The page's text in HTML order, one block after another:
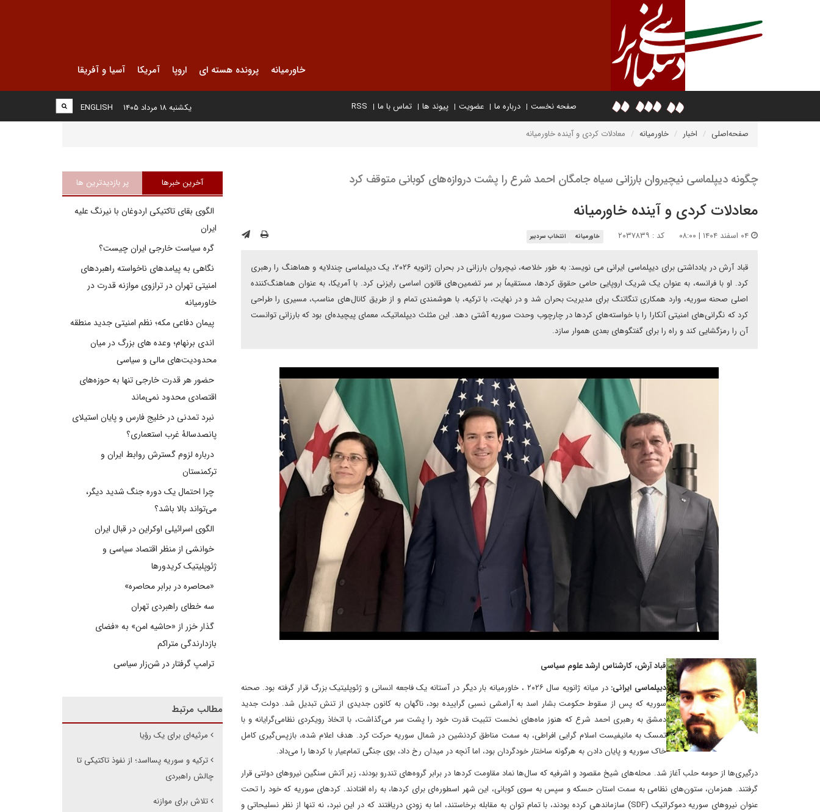
خاورمیانه پرونده هسته ای اروپا آمریکا آسیا و آفریقا
صفحه نخست درباره ما عضویت پیوند ها تماس با ما RSS
ENGLISH یکشنبه ۱۸ مرداد ۱۴۰۵
صفحه‌اصلی اخبار خاورمیانه معادلات کردی و آینده خاورمیانه
چگونه دیپلماسی نیچیروان بارزانی سیاە جامگان احمد شرع را پشت دروازەهای کوبانی متوقف کرد
معادلات کردی و آینده خاورمیانه
کد : ۲۰۳۷۸۳۹ خاورمیانه انتخاب سردبیر
قباد آرش در یادداشتی برای دیپلماسی ایرانی می نویسد: به طور خلاصه، نیچروان بارزانی در بحران ژانویه ۲۰۲۶، یک دیپلماسی چندلایه و هماهنگ را رهبری
کرد. او با فرانسه، به عنوان یک شریک اروپایی حامی حقوق کردها، مستقیماً بر سر تضمین‌های قانون اساسی رایزنی کرد. با آمریکا، به عنوان هماهنگ‌کننده
اصلی صحنه سوریه، وارد همکاری تنگاتنگ برای مدیریت بحران شد و در نهایت، با ترکیه، با هوشمندی تمام و از طریق کانال‌های مناسب، مسیری را طراحی
کرد که نگرانی‌های امنیتی آنکارا را با خواسته‌های کردها در چارچوب وحدت سوریه آشتی دهد. این مثلث دیپلماتیک، معمای پیچیده‌ای بود که بارزانی توانست
آن را رمزگشایی کند و راه را برای گفتگوهای بعدی هموار سازد.
قباد آرش، کارشناس ارشد علوم سیاسی
دیپلماسی ایرانی:
در میانه ژانویه سال ۲۰۲۶ ، خاورمیانه بار دیگر در آستانه یک فاجعه انسانی و ژئوپلیتیک بزرگ قرار گرفته بود. صحنه
سوریه که پس از سقوط حکومت بشار اسد به آرامشی نسبی گراییده بود، ناگهان به کانون جدیدی از تنش تبدیل شد. دولت جدید
دمشق به رهبری احمد شرع که هنوز ماه‌های نخست تثبیت قدرت خود را پشت سر می‌گذاشت، با اتخاذ رویکردی نظامی‌گرایانه و با
تمسک به مانیفیست اسلام گرایی افراطی، به سمت مناطق کردنشین در شمال سوریه حرکت کرد. هدف اعلام شده، بازپس‌گیری کامل
خاک سوریه و پایان دادن به هرگونه ساختار خودگردان بود، اما آنچه در میدان رخ داد، بوی جنگی تمام‌عیار با کردها را می‌داد.
درگیری‌ها از حومه حلب آغاز شد. محله‌های شیخ مقصود و اشرفیه که سال‌ها نماد مقاومت کردها در برابر گروه‌های تندرو بودند، زیر آتش سنگین نیروهای دولتی قرار
گرفتند. همزمان، ستون‌های نظامی به سمت استان حسکه و سپس به سوی کوبانی، این شهر اسطوره‌ای برای کردها، به راه افتادند. کردهای سوریه که خود را تحت
عنوان نیروهای سوریه دموکراتیک (SDF) سازماندهی کرده بودند، با تمام توان به مقابله برخاستند، اما به زودی دریافتند که در این نبرد، نه تنها از نظر نسلیحاتی و
آخرین خبرها پر بازدیدترین ها
الگوی بقای تاکتیکی اردوغان با نیرنگ علیه
ایران
گره سیاست خارجی ایران چیست؟
نگاهی به پیامدهای ناخواسته راهبردهای
امنیتی تهران در ترازوی موازنه قدرت در
خاورمیانه
پیمان دفاعی مکه؛ نظم امنیتی جدید منطقه
اندی برنهام؛ وعده های بزرگ در میان
محدودیت‌های مالی و سیاسی
حضور هر قدرت خارجی تنها به حوزه‌های
اقتصادی محدود نمی‌ماند
نبرد تمدنی در خلیج فارس و پایان استیلای
پانصدسالۀ غرب استعماری؟
درباره لزوم گسترش روابط ایران و
ترکمنستان
چرا احتمال یک دوره جنگ شدید دیگر،
می‌تواند بالا باشد؟
الگوی اسرائیلی اوکراین در قبال ایران
خوانشی از منظر اقتصاد سیاسی و
ژئوپلیتیک کریدورها
«محاصره در برابر محاصره»
سه خطای راهبردی تهران
گذار خزر از «حاشیه امن» به «فضای
بازدارندگی متراکم
ترامپ گرفتار در شن‌زار سیاسی
مطالب مرتبط
مرثیه‌ای برای یک رؤیا
ترکیه و سوریه پسااسد؛ از نفوذ تاکتیکی تا
چالش راهبردی
تلاش برای موازنه